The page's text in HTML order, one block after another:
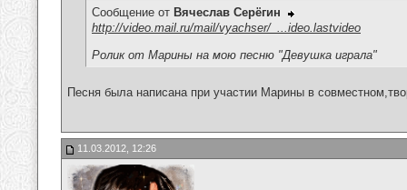
Сообщение от Вячеслав Серёгин
http://video.mail.ru/mail/vyachser/_...ideo.lastvideo
Ролик от Марины на мою песню "Девушка играла"
Песня была написана при участии Марины в
11.03.2012, 12:26